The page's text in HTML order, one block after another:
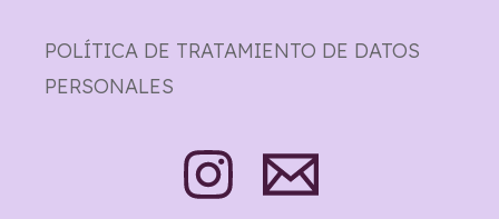
POLÍTICA DE TRATAMIENTO DE DATOS
PERSONALES